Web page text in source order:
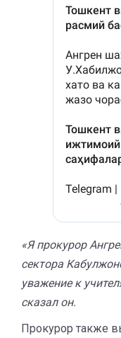
«Я прокурор
сектора
уважение к
сказал он.
Прокурор также